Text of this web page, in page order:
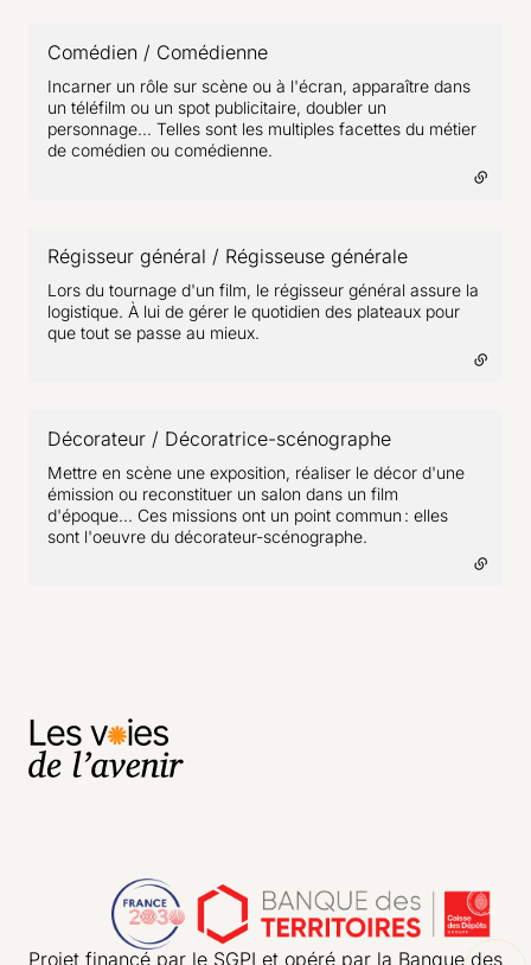
Comédien / Comédienne
Incarner un rôle sur scène ou à l'écran, apparaître dans
un téléfilm ou un spot publicitaire, doubler un
personnage... Telles sont les multiples facettes du métier
de comédien ou comédienne.
Régisseur général / Régisseuse générale
Lors du tournage d'un film, le régisseur général assure la
logistique. À lui de gérer le quotidien des plateaux pour
que tout se passe au mieux.
Décorateur / Décoratrice-scénographe
Mettre en scène une exposition, réaliser le décor d'une
émission ou reconstituer un salon dans un film
d'époque... Ces missions ont un point commun : elles
sont l'oeuvre du décorateur-scénographe.
Projet financé par le SGPI et opéré par la Banque des